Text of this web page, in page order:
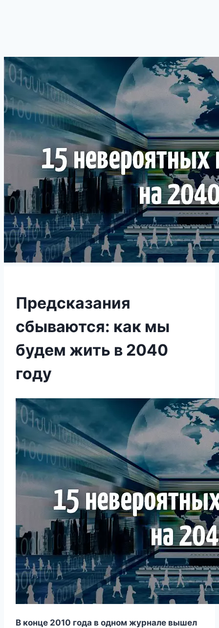
Предсказания
сбываются: как мы
будем жить в 2040
году
В конце 2010 года в одном журнале вышел